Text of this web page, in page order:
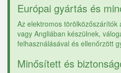
Európai gyártás és
Az elektromos törölközőszárítók
vagy Angliában készülnek,
felhasználásával és ellenőrzött
Minősített és